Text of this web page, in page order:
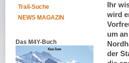
Trail-Suche
NEWS MAGAZIN
Das M4Y-Buch
Ihr
wird
um
der